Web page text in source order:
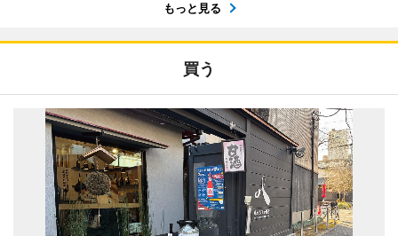
もっと見る
買う